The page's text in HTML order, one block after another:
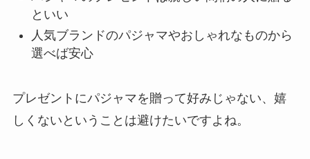
といい
人気ブランドのパジャマやおしゃれなものから
選べば安心
プレゼントにパジャマを贈って好みじゃない、嬉
しくないということは避けたいですよね。